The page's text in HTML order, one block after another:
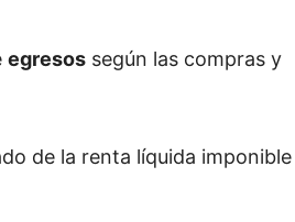
egresossegún las compras y
de la renta líquida imponible